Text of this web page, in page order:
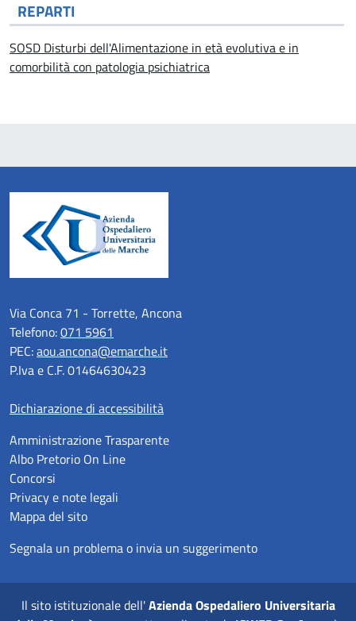
REPARTI
SOSD Disturbi dell'Alimentazione in età evolutiva e in
comorbilità con patologia psichiatrica
Via Conca 71 - Torrette, Ancona
Telefono:071 5961
PEC:aou.ancona@emarche.it
P.Iva e C.F. 01464630423
Dichiarazione di accessibilità
Amministrazione Trasparente
Albo Pretorio On Line
Concorsi
Privacy e note legali
Mappa del sito
Segnala un problema o invia un suggerimento
Il sito istituzionale dell'Azienda Ospedaliero Universitaria